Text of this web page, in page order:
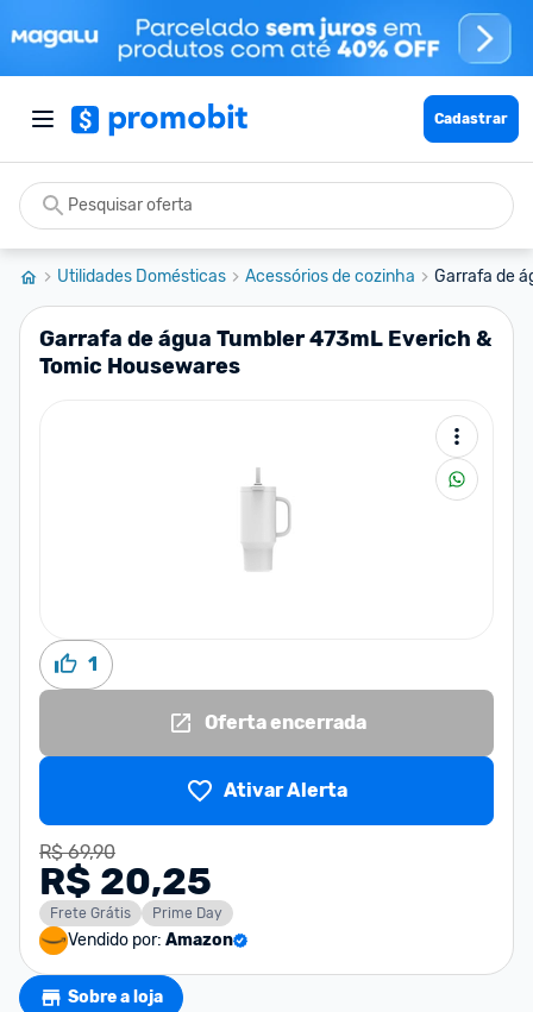
Cadastrar
Utilidades Domésticas Acessórios de cozinha Garrafa de
Garrafa de água Tumbler 473mL Everich &
Tomic Housewares
1
Oferta encerrada
Ativar Alerta
R$ 69,90
R$ 20,25
Frete Grátis Prime Day
Vendido por: Amazon
Sobre a loja